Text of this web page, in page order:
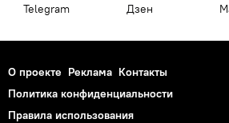
Telegram Дзен
О проекте Реклама Контакты
Политика конфиденциальности
Правила использования